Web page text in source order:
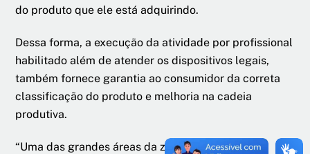
do produto que ele está adquirindo.
Dessa forma, a execução da atividade por profissional
habilitado além de atender os dispositivos legais,
também fornece garantia ao consumidor da correta
classificação do produto e melhoria na cadeia
produtiva.
“Uma das grandes áreas da zootecnia é o